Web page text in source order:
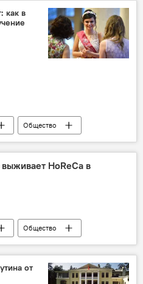
как в
Общество
HoReCa в
Общество
от